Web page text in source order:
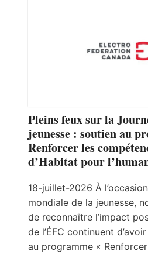
Pleins feux sur la
jeunesse : soutien au
Renforcer les
d’Habitat pour
18-juillet-2026 À
mondiale de la jeunesse,
de reconnaître l’impact
de l’ÉFC continuent
au programme «